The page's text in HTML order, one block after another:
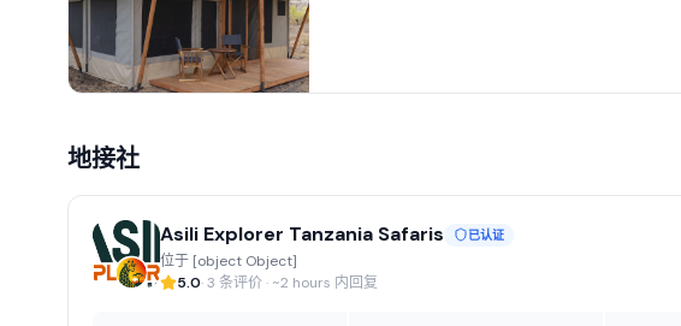
地接社
Asili Explorer Tanzania Safaris 已认证
位于 [object Object]
5.0· 3 条评价 · ~2 hours 内回复